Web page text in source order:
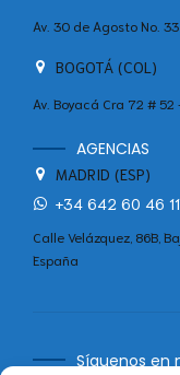
Av. 30 de Agosto No.
BOGOTÁ (COL)
Av. Boyacá Cra 72 # 52
AGENCIAS
MADRID (ESP)
+34 642 60 46 11
Calle Velázquez, 86B,
España
Síguenos en